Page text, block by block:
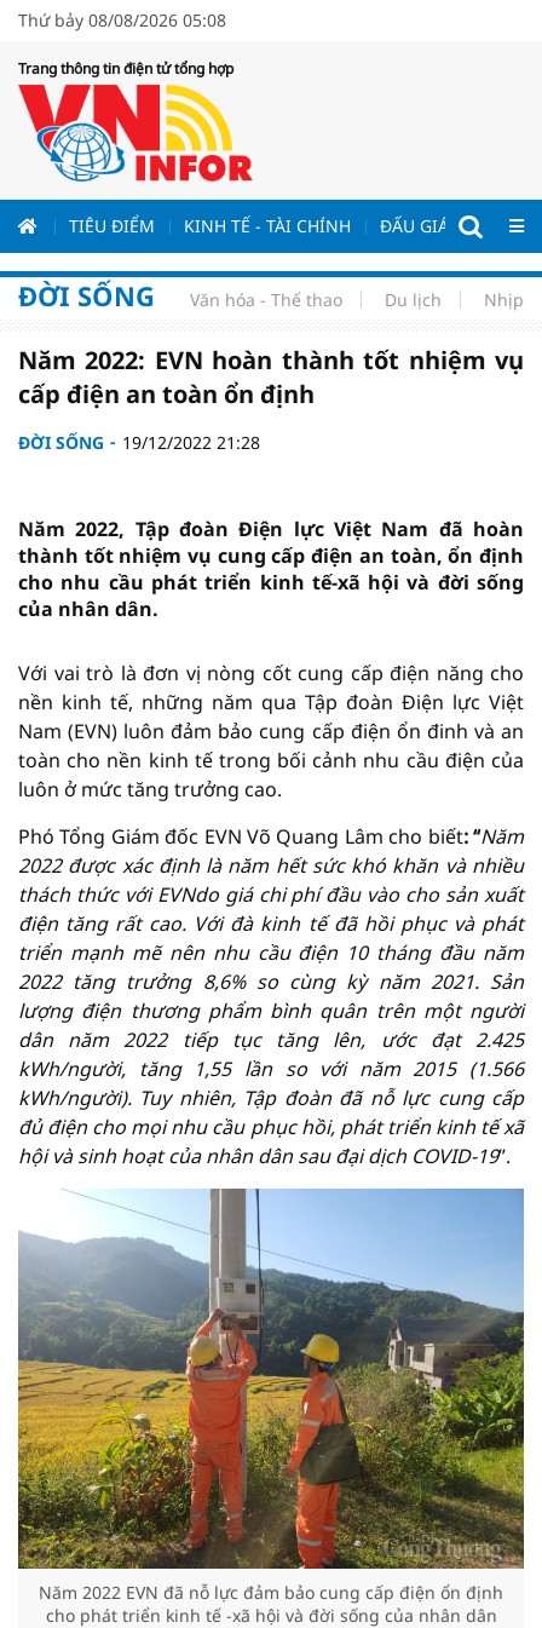
Thứ bảy 08/08/2026 05:08
Trang thông tin điện tử tổng hợp
TIÊU ĐIỂM KINH TẾ - TÀI CHÍNH ĐẤU GIÁ - ĐẤU
ĐỜI SỐNG Văn hóa - Thể thao Du lịch Nhịp
Năm 2022: EVN hoàn thành tốt nhiệm vụ
cấp điện an toàn ổn định
ĐỜI SỐNG 19/12/2022 21:28
Năm 2022, Tập đoàn Điện lực Việt Nam đã hoàn
thành tốt nhiệm vụ cung cấp điện an toàn, ổn định
cho nhu cầu phát triển kinh tế-xã hội và đời sống
của nhân dân.
Với vai trò là đơn vị nòng cốt cung cấp điện năng cho
nền kinh tế, những năm qua Tập đoàn Điện lực Việt
Nam (EVN) luôn đảm bảo cung cấp điện ổn đinh và an
toàn cho nền kinh tế trong bối cảnh nhu cầu điện của
luôn ở mức tăng trưởng cao.
Phó Tổng Giám đốc EVN Võ Quang Lâm cho biết: “Năm
2022 được xác định là năm hết sức khó khăn và nhiều
thách thức với EVNdo giá chi phí đầu vào cho sản xuất
điện tăng rất cao. Với đà kinh tế đã hồi phục và phát
triển mạnh mẽ nên nhu cầu điện 10 tháng đầu năm
2022 tăng trưởng 8,6% so cùng kỳ năm 2021. Sản
lượng điện thương phẩm bình quân trên một người
dân năm 2022 tiếp tục tăng lên, ước đạt 2.425
kWh/người, tăng 1,55 lần so với năm 2015 (1.566
kWh/người). Tuy nhiên, Tập đoàn đã nỗ lực cung cấp
đủ điện cho mọi nhu cầu phục hồi, phát triển kinh tế xã
hội và sinh hoạt của nhân dân sau đại dịch COVID-19”.
Năm 2022 EVN đã nỗ lực đảm bảo cung cấp điện ổn định
cho phát triển kinh tế -xã hội và đời sống của nhân dân